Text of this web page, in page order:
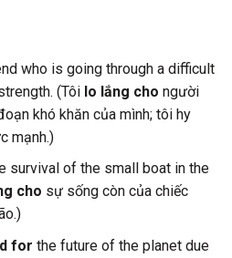
who is going through a difficult
(Tôi lo lắng cho người
khó khăn của mình; tôi hy
mạnh.)
survival of the small boat in the
cho sự sống còn của chiếc
for the future of the planet due